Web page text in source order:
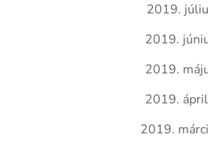
2019.
2019.
2019.
2019.
2019.